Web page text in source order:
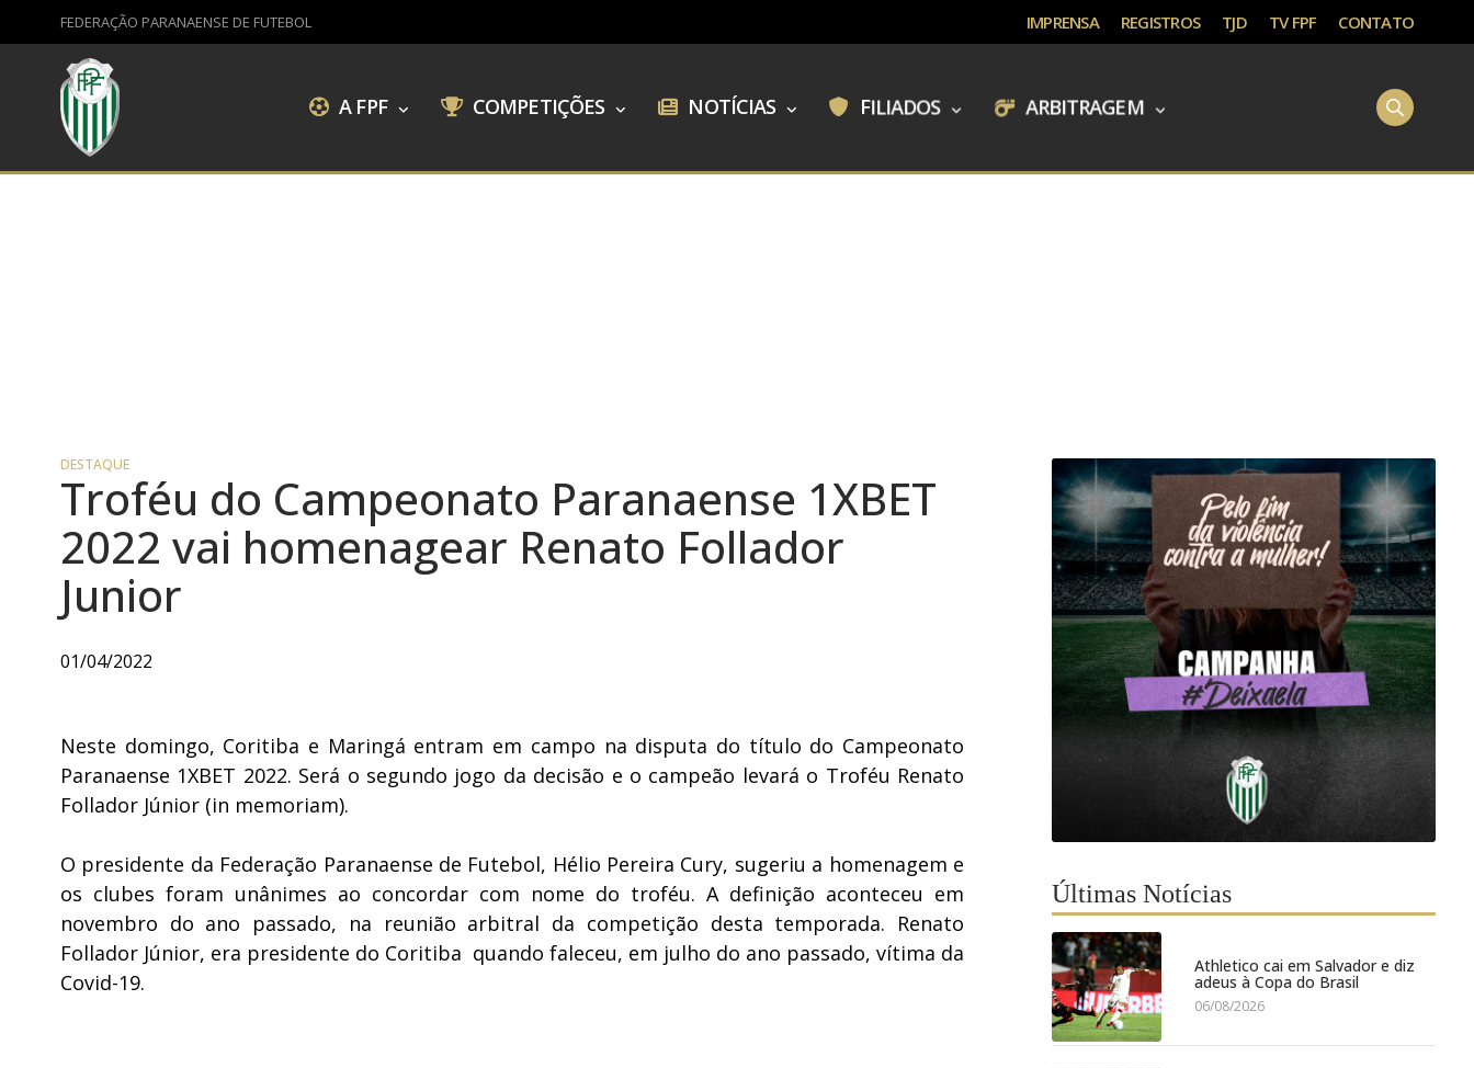
FEDERAÇÃO PARANAENSE DE FUTEBOL IMPRENSA REGISTROS TJD TV FPF CONTATO
A FPF COMPETIÇÕES NOTÍCIAS FILIADOS ARBITRAGEM
DESTAQUE
Troféu do Campeonato Paranaense 1XBET
2022 vai homenagear Renato Follador
Junior
01/04/2022
Neste domingo, Coritiba e Maringá entram em campo na disputa do título do Campeonato
Paranaense 1XBET 2022. Será o segundo jogo da decisão e o campeão levará o Troféu Renato
Follador Júnior (in memoriam).
O presidente da Federação Paranaense de Futebol, Hélio Pereira Cury, sugeriu a homenagem e
os clubes foram unânimes ao concordar com nome do troféu. A definição aconteceu em
novembro do ano passado, na reunião arbitral da competição desta temporada. Renato
Follador Júnior, era presidente do Coritiba quando faleceu, em julho do ano passado, vítima da
Covid-19.
Últimas Notícias
Athletico cai em Salvador e diz
adeus à Copa do Brasil
06/08/2026